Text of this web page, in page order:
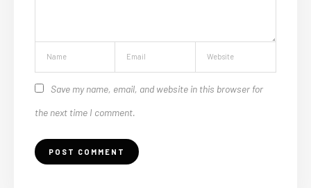
Save my name, email, and website in this browser for
the next time I comment.